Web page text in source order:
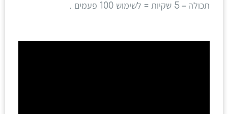
תכולה – 5 שקיות = לשימוש 100 פעמים .